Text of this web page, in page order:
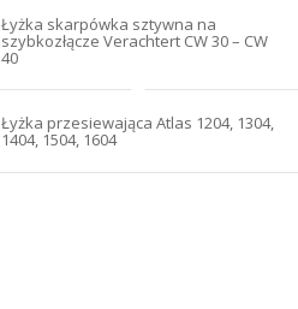
Łyżka skarpówka sztywna na
szybkozłącze Verachtert CW 30 – CW
40
Łyżka przesiewająca Atlas 1204, 1304,
1404, 1504, 1604